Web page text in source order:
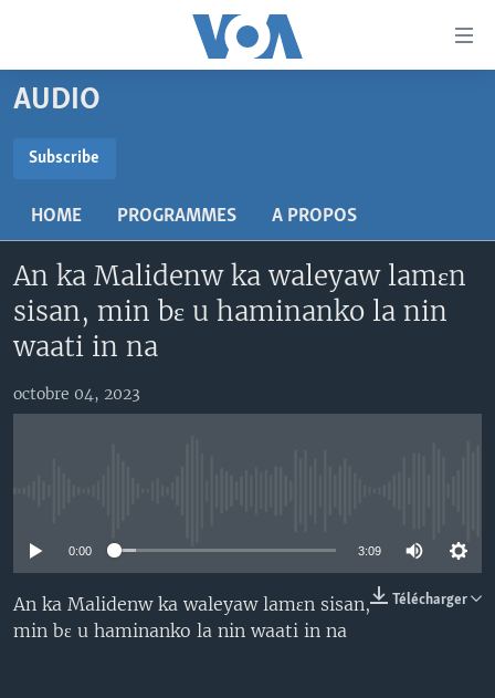
Menu
principal
navigation
principale
Retour
recherche
MALI KURA
RADIO
AN BA FO!
FARAFINA FOLI
SUIVEZ-NOUS
AUDIO
Subscribe
S'abonner
HOME PROGRAMMES A PROPOS
An ka Malidenw ka waleyaw lamɛn
sisan, min bɛ u haminanko la nin
waati in na
octobre 04, 2023
0:00 3:09
Télécharger
An ka Malidenw ka waleyaw lamɛn sisan,
min bɛ u haminanko la nin waati in na